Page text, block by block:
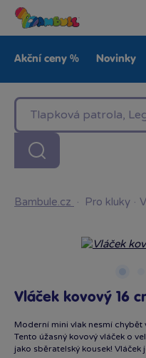
Akční ceny % Novinky
LEGO®
Baby Značky
Bambule.cz · Pro kluky ·
Vláček kovový 16
Moderní mini vlak nesmí
Tento úžasný kovový vláček o
jako sběratelský kousek! Vláček